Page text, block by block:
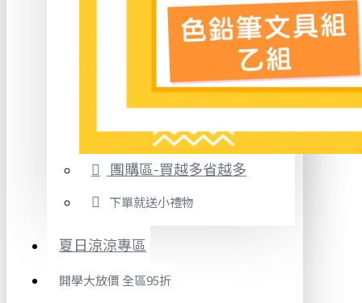
團購區-買越多省越多
下單就送小禮物
夏日涼涼專區
開學大放價 全區95折